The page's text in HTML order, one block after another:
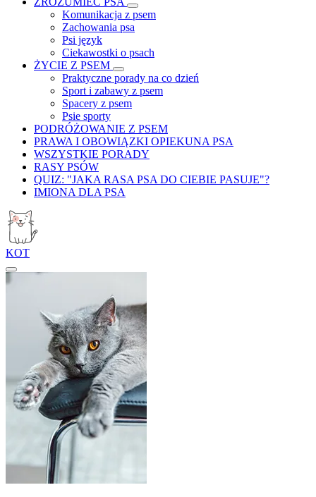
Komunikacja z psem
Zachowania psa
Psi język
Ciekawostki o psach
ŻYCIE Z PSEM
Praktyczne porady na co dzień
Sport i zabawy z psem
Spacery z psem
Psie sporty
PODRÓŻOWANIE Z PSEM
PRAWA I OBOWIĄZKI OPIEKUNA PSA
WSZYSTKIE PORADY
RASY PSÓW
QUIZ: "JAKA RASA PSA DO CIEBIE PASUJE"?
IMIONA DLA PSA
KOT